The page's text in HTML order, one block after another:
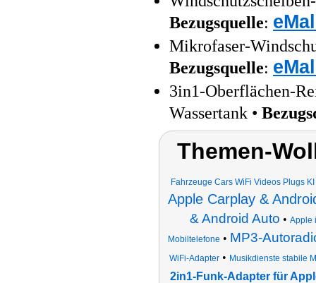
Bezugsquelle:
Mikrofaser-
Bezugsquelle:
3in1-Oberflächen-
Wassertank •
Themen-
Fahrzeuge Cars WiFi Videos Plugs
Apple Carplay &
& Android Auto • Apple
Mobiltelefone • MP3-
WiFi-Adapter • Musikdienste stabile
2in1-Funk-Adapter für